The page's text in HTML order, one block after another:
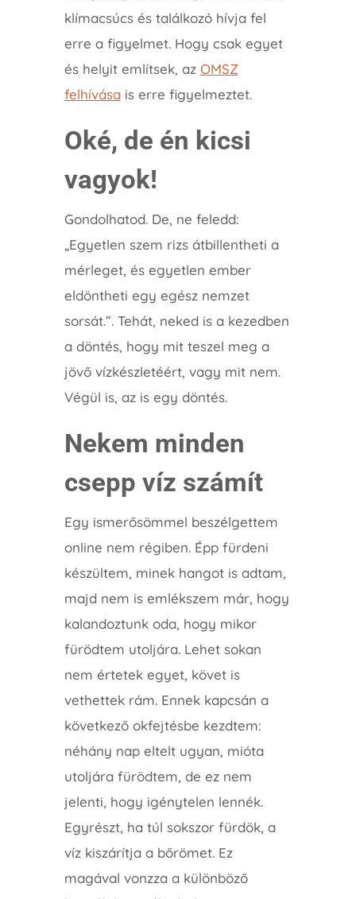
klímacsúcs és találkozó hívja fel
erre a figyelmet. Hogy csak egyet
és helyit említsek, az OMSZ
felhívásais erre figyelmeztet.
Oké, de én kicsi
vagyok!
Gondolhatod. De, ne feledd:
„Egyetlen szem rizs átbillentheti a
mérleget, és egyetlen ember
eldöntheti egy egész nemzet
sorsát.”. Tehát, neked is a kezedben
a döntés, hogy mit teszel meg a
jövő vízkészletéért, vagy mit nem.
Végül is, az is egy döntés.
Nekem minden
csepp víz számít
Egy ismerősömmel beszélgettem
online nem régiben. Épp fürdeni
készültem, minek hangot is adtam,
majd nem is emlékszem már, hogy
kalandoztunk oda, hogy mikor
fürödtem utoljára. Lehet sokan
nem értetek egyet, követ is
vethettek rám. Ennek kapcsán a
következő okfejtésbe kezdtem:
néhány nap eltelt ugyan, mióta
utoljára fürödtem, de ez nem
jelenti, hogy igénytelen lennék.
Egyrészt, ha túl sokszor fürdök, a
víz kiszárítja a bőrömet. Ez
magával vonzza a különböző